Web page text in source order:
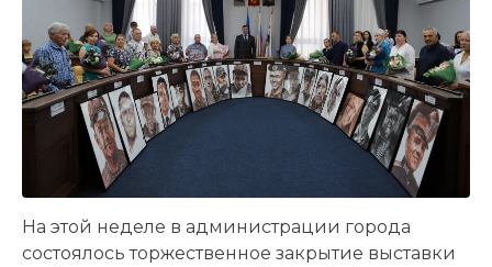
На этой неделе в администрации города
состоялось торжественное закрытие выставки